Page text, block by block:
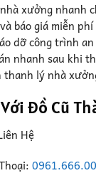
xưởng nhanh
báo giá miễn phí
dỡ công trình
nhanh sau khi
lý nhà
Đồ Cũ
Hệ